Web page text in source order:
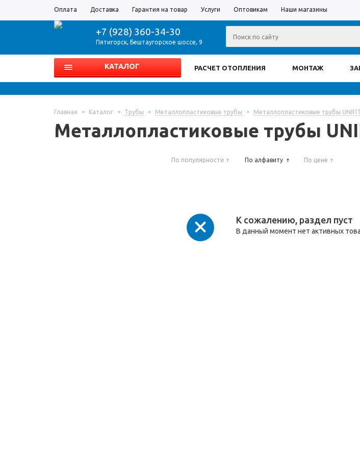
Оплата Доставка Гарантия на товар Услуги Оптовикам Наши магазины
+7 (928) 360-34-30
Пятигорск, Бештаугорское шоссе, 9
КАТАЛОГ РАСЧЕТ ОТОПЛЕНИЯ МОНТАЖ
Главная - Каталог - Трубы - Металлопластиковые трубы - Металлопластиковые трубы UNIFIT
Металлопластиковые трубы
По популярности По алфавиту По цене
К сожалению, раздел пуст
В данный момент нет активных